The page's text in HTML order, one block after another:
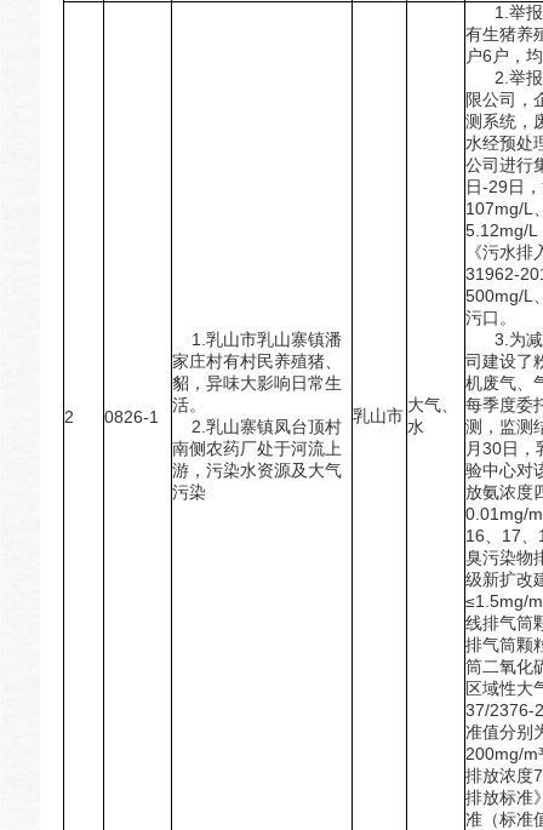
2 0826-1
1.乳山市乳山寨镇潘
家庄村有村民养殖猪、
貂，异味大影响日常生
活。
2.乳山寨镇凤台顶村
南侧农药厂处于河流上
游，污染水资源及大气
污染
乳山市
大气、
水
1.举报
有生猪养
户6户，
2.举报
限公司，
测系统，
水经预处
公司进行
日-29日
107mg/L
5.12mg/L
《污水
31962-
500mg/L
污口。
3.为减
司建设了
机废气、
每季度委
测，监测
月30日，
验中心对
放氨浓度
0.01mg/
16、17、
臭污染物
级新扩改
≤1.5mg/
线排气筒
排气筒颗
筒二氧化
区域性大
37/2376-
准值分别
200mg/
排放浓度
排放标准
准（标准